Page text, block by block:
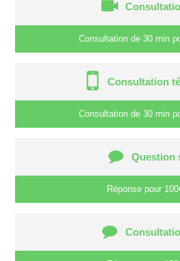
Consultation de 30 min
Consultation
Consultation de 30 min
Question
Réponse pour